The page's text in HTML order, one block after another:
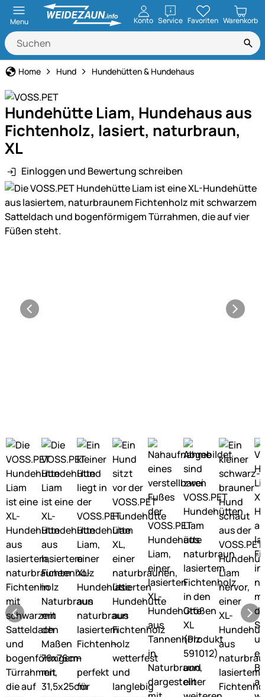
Menu Konto ServiceöffnenFavoriten Warenkorb
Home Hund Hundehütten & Hundehaus
Hundehütte Liam, Hundehaus aus
Fichtenholz, lasiert, naturbraun,
XL
Einloggen und Bewertung schreiben
Produktgalerie